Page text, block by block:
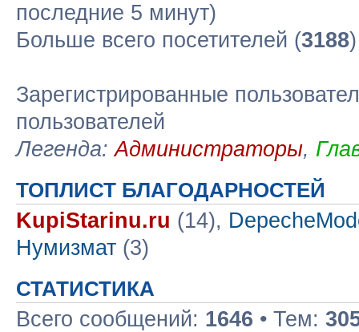
последние 5 минут)
Больше всего посетителей (3188
Зарегистрированные
пользователей
Легенда:Администраторы,
ТОПЛИСТ БЛАГОДАРНОСТЕЙ
KupiStarinu.ru (14),
Нумизмат (3)
СТАТИСТИКА
Всего сообщений: 1646 • Тем: